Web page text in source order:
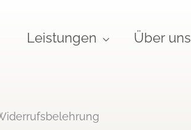
Leistungen Über uns